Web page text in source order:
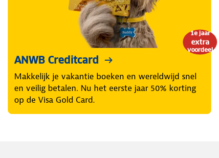
1e jaar
extra
voordeel
ANWB Creditcard
Makkelijk je vakantie boeken en wereldwijd snel
en veilig betalen. Nu het eerste jaar 50% korting
op de Visa Gold Card.